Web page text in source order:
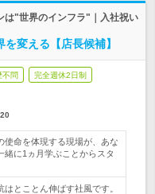
は"世界のインフラ"｜入社祝い
変える【店長候補】
不問 完全週休2日制
使命を体現する現場が、あな
緒に1ヵ月学ぶことからスタ
とことん伸ばす社風です。